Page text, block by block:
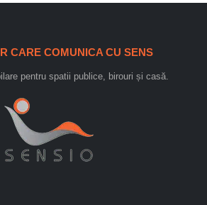
CARE COMUNICA CU SENS
pentru spatii publice, birouri și casă.